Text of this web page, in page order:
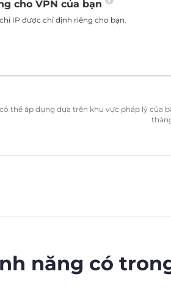
cho VPN của bạn
IP được chỉ định riêng cho bạn.
thể áp dụng dựa trên khu vực pháp lý
năng có